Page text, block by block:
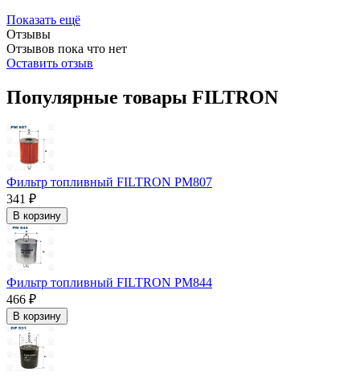
Показать ещё
Отзывы
Отзывов пока что нет
Оставить отзыв
Популярные товары FILTRON
Фильтр топливный FILTRON PM807
341 ₽
В корзину
Фильтр топливный FILTRON PM844
466 ₽
В корзину